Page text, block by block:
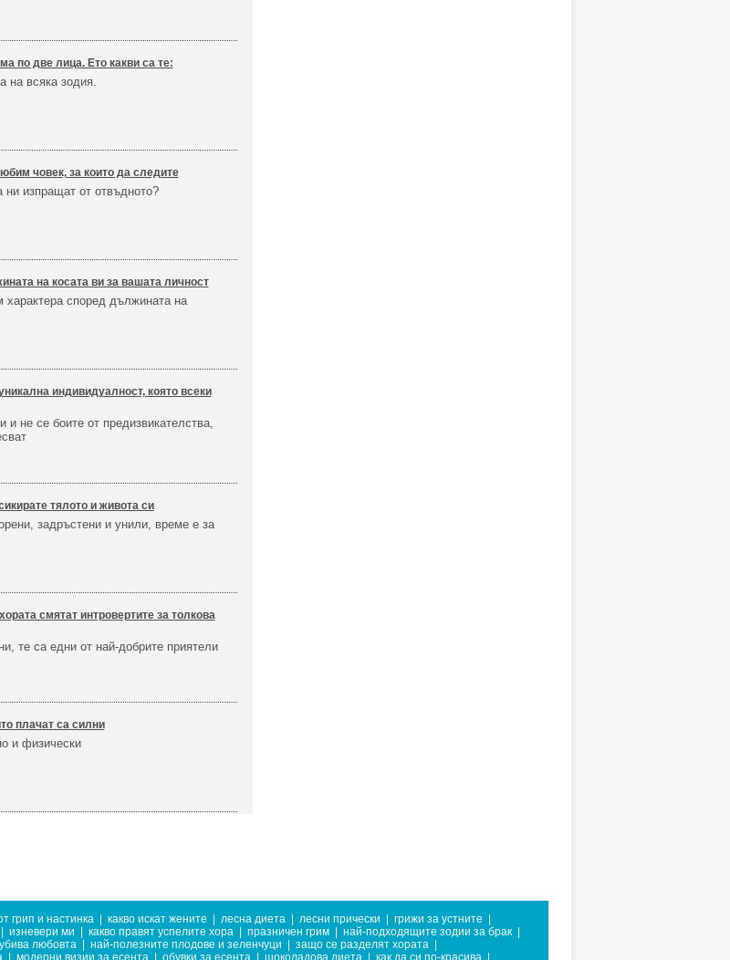
по две лица. Ето какви са те:
на всяка зодия.
човек, за които да следите
изпращат от отвъдното?
на косата ви за вашата личност
според дължината на
индивидуалност, която всеки
и не се боите от предизвикателства,
тялото и живота си
задръстени и унили, време е за
смятат интровертите за толкова
те са едни от най-добрите приятели
плачат са силни
и физически
грип и настинка какво искат жените лесна диета лесни прически грижи за устните
изневери ми какво правят успелите хора празничен грим най-подходящите зодии за брак
любовта най-полезните плодове и зеленчуци защо се разделят хората
модерни визии за есента обувки за есента шоколадова диета как да си по-красива